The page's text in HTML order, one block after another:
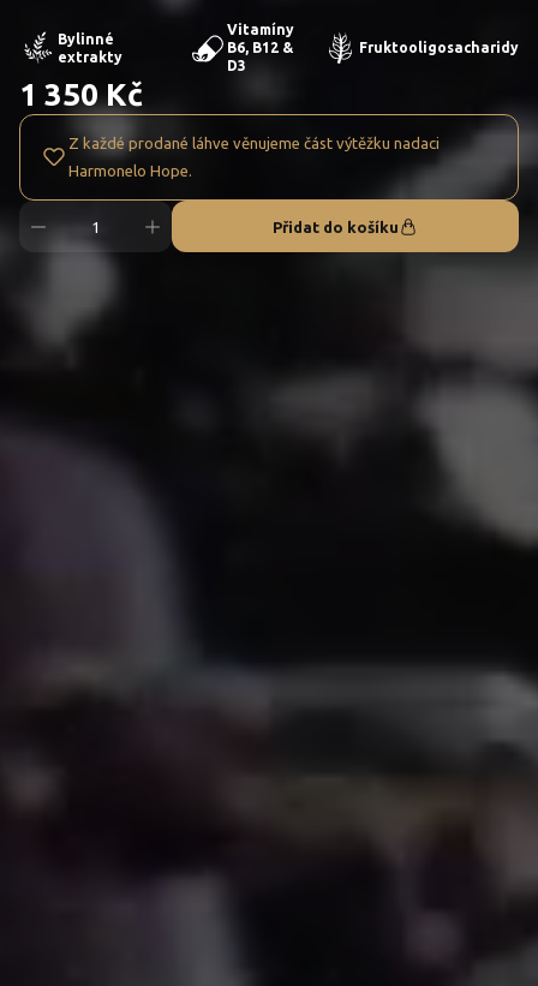
Bylinné
extrakty
Vitamíny
B6, B12 &
D3
Fruktooligosacharidy
1 350 Kč
Z každé prodané láhve věnujeme část výtěžku nadaci
Harmonelo Hope.
Přidat do košíku